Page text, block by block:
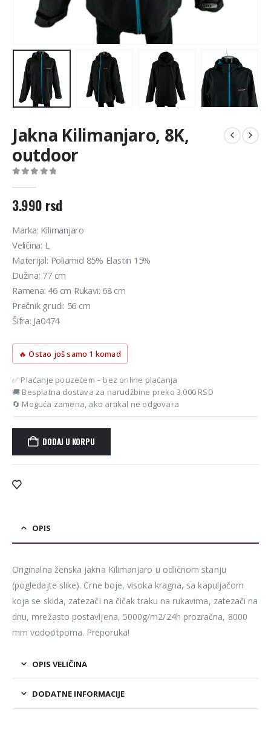
Jakna Kilimanjaro, 8K,
outdoor
3.990 rsd
Marka: Kilimanjaro
Veličina: L
Materijal: Poliamid 85% Elastin 15%
Dužina: 77 cm
Ramena: 46 cm Rukavi: 68 cm
Prečnik grudi: 56 cm
Šifra: Ja0474
🔥 Ostao još samo 1 komad
✅ Plaćanje pouzećem – bez online plaćanja
🚚 Besplatna dostava za narudžbine preko 3.000 RSD
🔄 Moguća zamena, ako artikal ne odgovara
DODAJ U KORPU
Alternative:
OPIS
Originalna ženska jakna Kilimanjaro u odličnom stanju
(pogledajte slike). Crne boje, visoka kragna, sa kapuljačom
koja se skida, zatezači na čičak traku na rukavima, zatezači na
dnu, mrežasto postavljena, 5000g/m2/24h prozračna, 8000
mm vodootporna. Preporuka!
OPIS VELIČINA
DODATNE INFORMACIJE